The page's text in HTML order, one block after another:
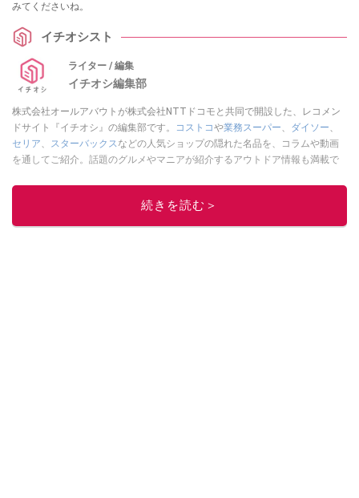
みてくださいね。
イチオシスト
ライター / 編集
イチオシ編集部
株式会社オールアバウトが株式会社NTTドコモと共同で開設した、レコメン
ドサイト『イチオシ』の編集部です。
コストコや業務スーパー、 ダイソー、
セリア、 スターバックスなどの人気ショップの隠れた名品を、コラムや動画
を通してご紹介。話題のグルメやマニアが紹介するアウトドア情報も満載で
レビューしています。毎日トレンド情報をお届けしているので、ぜひ
してください！続きを読む＞